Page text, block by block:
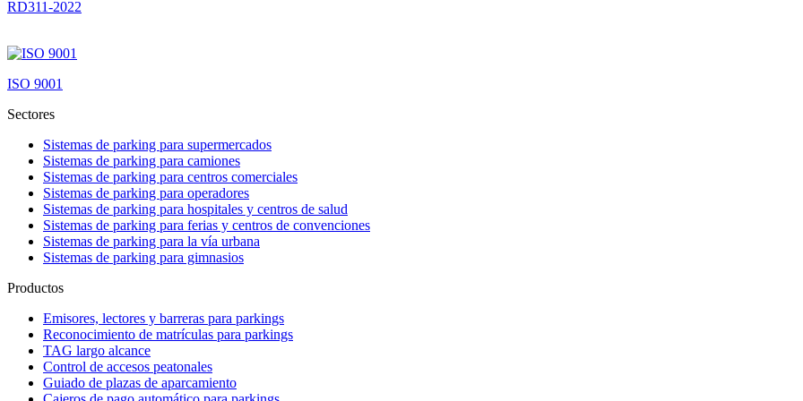
RD311-2022
ISO 9001
Sectores
Sistemas de parking para supermercados
Sistemas de parking para camiones
Sistemas de parking para centros comerciales
Sistemas de parking para operadores
Sistemas de parking para hospitales y centros de salud
Sistemas de parking para ferias y centros de convenciones
Sistemas de parking para la vía urbana
Sistemas de parking para gimnasios
Productos
Emisores, lectores y barreras para parkings
Reconocimiento de matrículas para parkings
TAG largo alcance
Control de accesos peatonales
Guiado de plazas de aparcamiento